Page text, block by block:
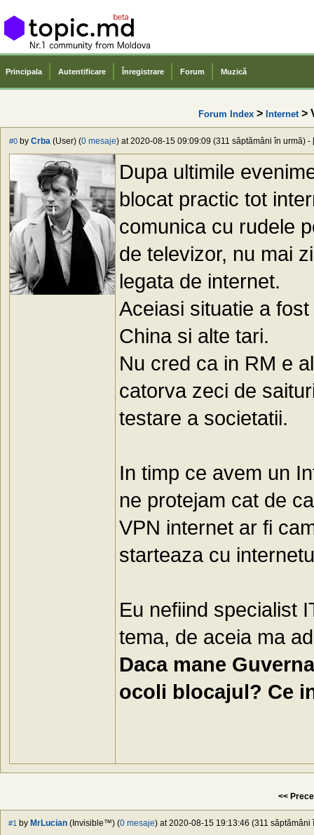
Principala Autentificare Înregistrare Forum Muzică
Forum Index > Internet >
#0 by Crba (User) (0 mesaje) at 2020-08-15 09:09:09 (311 săptămâni în urmă) - [
Dupa ultimile
blocat practic tot
comunica cu rudele
de televizor, nu mai
legata de internet.
Aceiasi situatie a
China si alte tari.
Nu cred ca in RM e
catorva zeci de
testare a societatii.
In timp ce avem un
ne protejam cat de
VPN internet ar fi
starteaza cu
Eu nefiind specialist
tema, de aceia ma
Daca mane
ocoli blocajul? Ce
<<
#1 by MrLucian (Invisible™) (0 mesaje) at 2020-08-15 19:13:46 (311 săptămâni